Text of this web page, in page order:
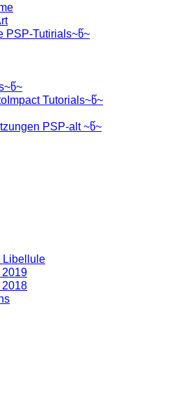
Tutirials~წ~
Tutorials~წ~
PSP-alt ~წ~